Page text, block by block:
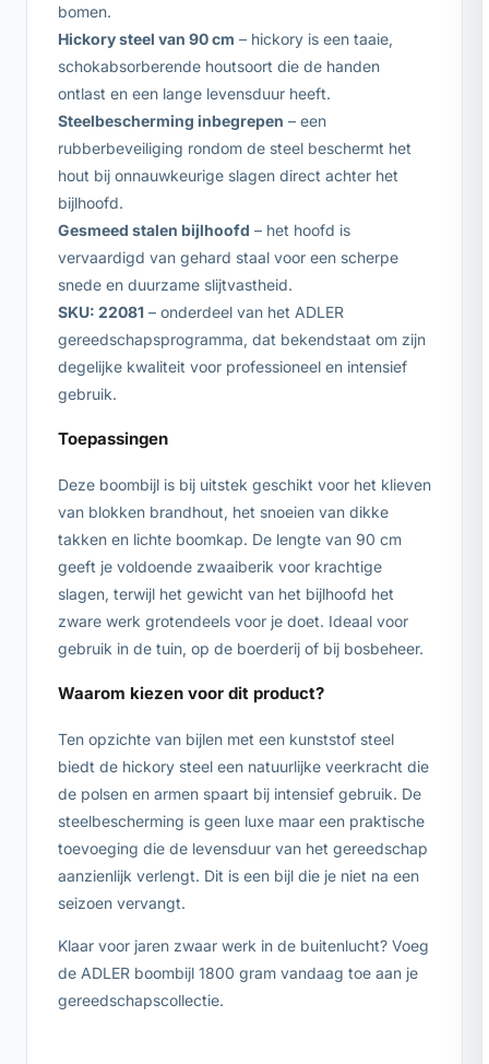
bomen.
Hickory steel van 90 cm – hickory is een taaie,
schokabsorberende houtsoort die de handen
ontlast en een lange levensduur heeft.
Steelbescherming inbegrepen – een
rubberbeveiliging rondom de steel beschermt het
hout bij onnauwkeurige slagen direct achter het
bijlhoofd.
Gesmeed stalen bijlhoofd – het hoofd is
vervaardigd van gehard staal voor een scherpe
snede en duurzame slijtvastheid.
SKU: 22081 – onderdeel van het ADLER
gereedschapsprogramma, dat bekendstaat om zijn
degelijke kwaliteit voor professioneel en intensief
gebruik.
Toepassingen
Deze boombijl is bij uitstek geschikt voor het klieven
van blokken brandhout, het snoeien van dikke
takken en lichte boomkap. De lengte van 90 cm
geeft je voldoende zwaaiberik voor krachtige
slagen, terwijl het gewicht van het bijlhoofd het
zware werk grotendeels voor je doet. Ideaal voor
gebruik in de tuin, op de boerderij of bij bosbeheer.
Waarom kiezen voor dit product?
Ten opzichte van bijlen met een kunststof steel
biedt de hickory steel een natuurlijke veerkracht die
de polsen en armen spaart bij intensief gebruik. De
steelbescherming is geen luxe maar een praktische
toevoeging die de levensduur van het gereedschap
aanzienlijk verlengt. Dit is een bijl die je niet na een
seizoen vervangt.
Klaar voor jaren zwaar werk in de buitenlucht? Voeg
de ADLER boombijl 1800 gram vandaag toe aan je
gereedschapscollectie.